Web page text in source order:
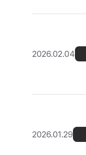
2026.02.04
2026.01.29